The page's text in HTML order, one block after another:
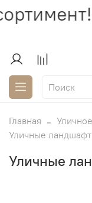
Главная
Уличные
Уличные